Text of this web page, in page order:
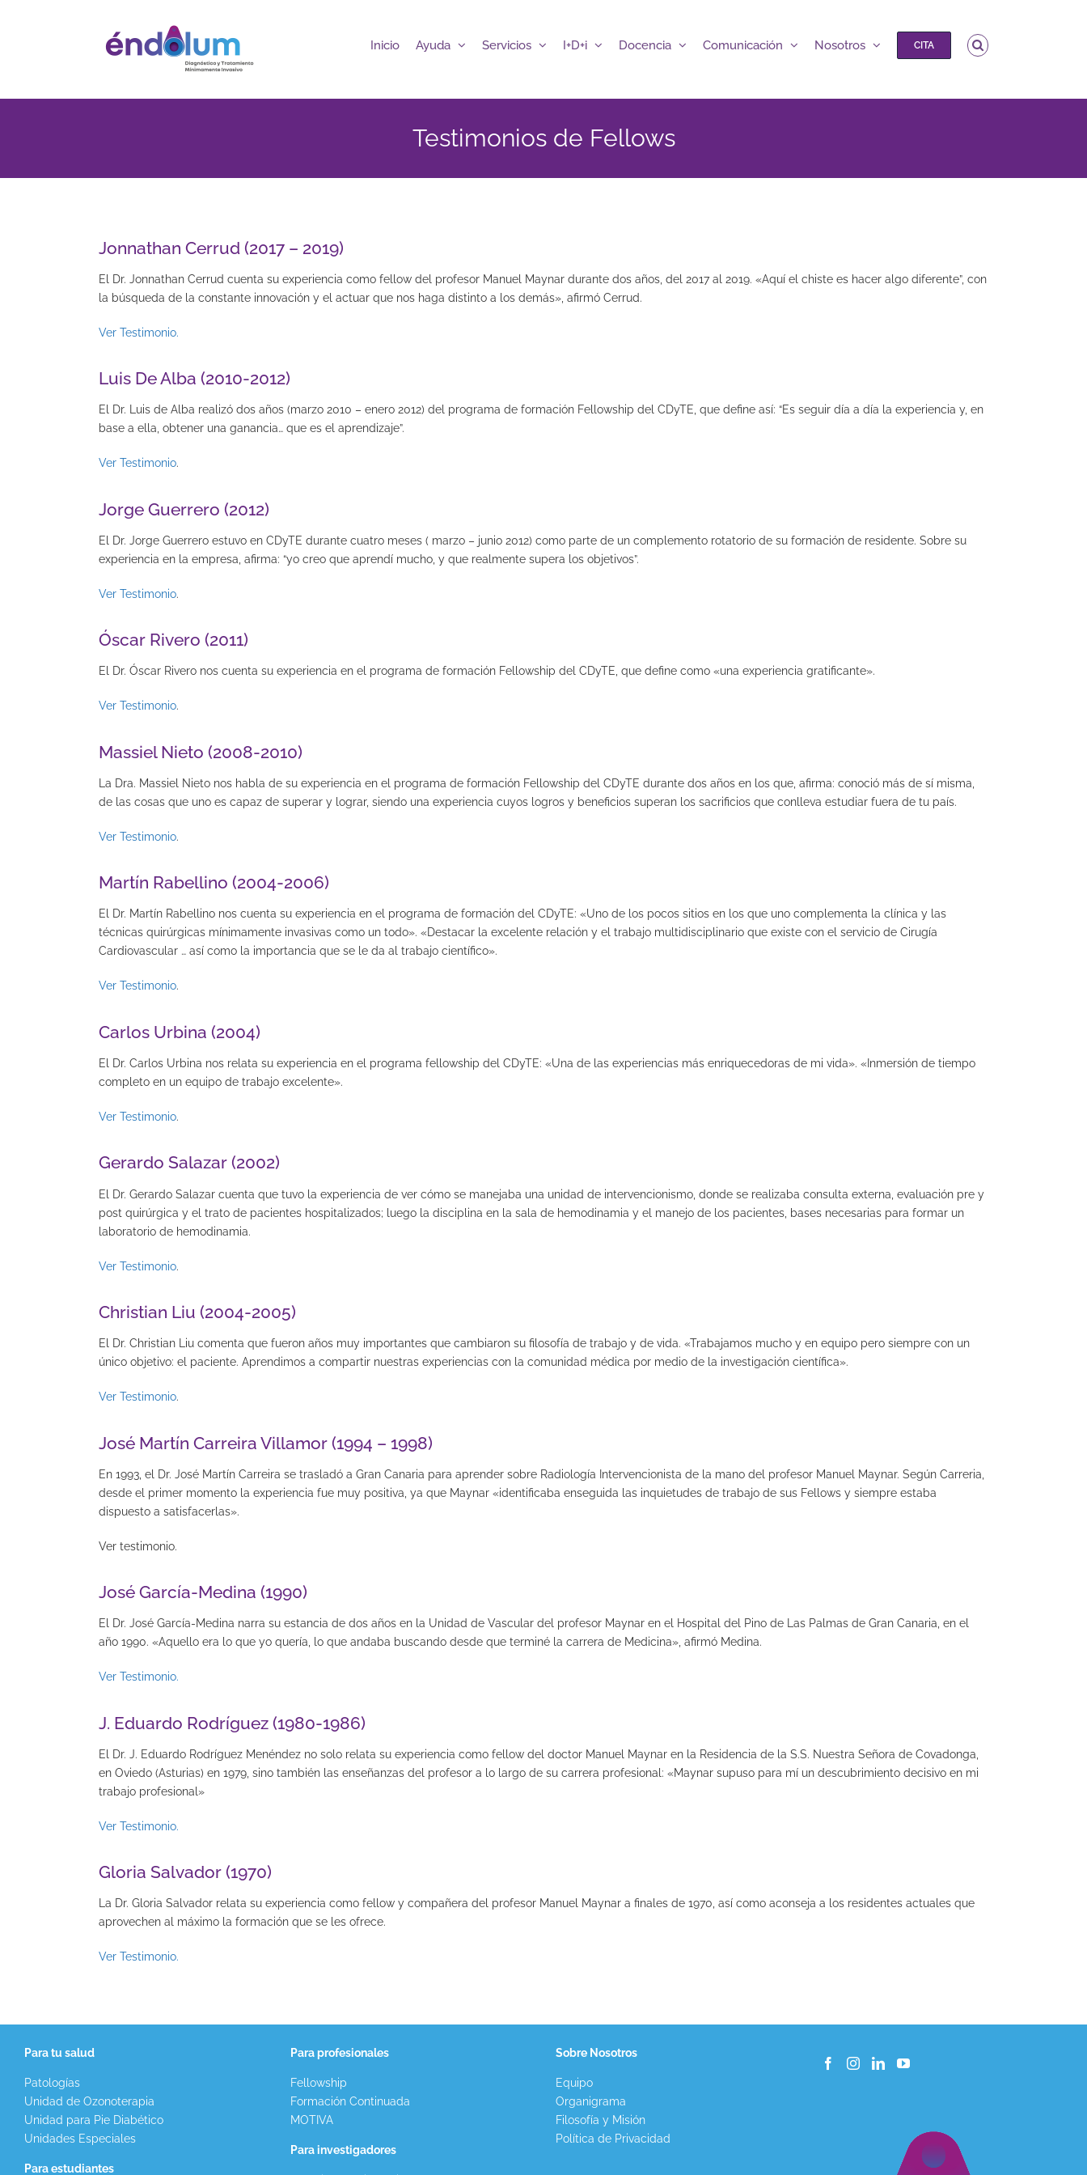
Inicio Ayuda Servicios I+D+i Docencia Comunicación Nosotros CITA
Testimonios de Fellows
Jonnathan Cerrud (2017 – 2019)
El Dr. Jonnathan Cerrud cuenta su experiencia como fellow del profesor Manuel Maynar durante dos años, del 2017 al 2019. «Aquí el chiste es hacer algo diferente”, con
la búsqueda de la constante innovación y el actuar que nos haga distinto a los demás», afirmó Cerrud.
Ver Testimonio.
Luis De Alba (2010-2012)
El Dr. Luis de Alba realizó dos años (marzo 2010 – enero 2012) del programa de formación Fellowship del CDyTE, que define así: “Es seguir día a día la experiencia y, en
base a ella, obtener una ganancia… que es el aprendizaje”.
Ver Testimonio.
Jorge Guerrero (2012)
El Dr. Jorge Guerrero estuvo en CDyTE durante cuatro meses ( marzo – junio 2012) como parte de un complemento rotatorio de su formación de residente. Sobre su
experiencia en la empresa, afirma: “yo creo que aprendí mucho, y que realmente supera los objetivos”.
Ver Testimonio.
Óscar Rivero (2011)
El Dr. Óscar Rivero nos cuenta su experiencia en el programa de formación Fellowship del CDyTE, que define como «una experiencia gratificante».
Ver Testimonio.
Massiel Nieto (2008-2010)
La Dra. Massiel Nieto nos habla de su experiencia en el programa de formación Fellowship del CDyTE durante dos años en los que, afirma: conoció más de sí misma,
de las cosas que uno es capaz de superar y lograr, siendo una experiencia cuyos logros y beneficios superan los sacrificios que conlleva estudiar fuera de tu país.
Ver Testimonio.
Martín Rabellino (2004-2006)
El Dr. Martín Rabellino nos cuenta su experiencia en el programa de formación del CDyTE: «Uno de los pocos sitios en los que uno complementa la clínica y las
técnicas quirúrgicas mínimamente invasivas como un todo». «Destacar la excelente relación y el trabajo multidisciplinario que existe con el servicio de Cirugía
Cardiovascular … así como la importancia que se le da al trabajo científico».
Ver Testimonio.
Carlos Urbina (2004)
El Dr. Carlos Urbina nos relata su experiencia en el programa fellowship del CDyTE: «Una de las experiencias más enriquecedoras de mi vida». «Inmersión de tiempo
completo en un equipo de trabajo excelente».
Ver Testimonio.
Gerardo Salazar (2002)
El Dr. Gerardo Salazar cuenta que tuvo la experiencia de ver cómo se manejaba una unidad de intervencionismo, donde se realizaba consulta externa, evaluación pre y
post quirúrgica y el trato de pacientes hospitalizados; luego la disciplina en la sala de hemodinamia y el manejo de los pacientes, bases necesarias para formar un
laboratorio de hemodinamia.
Ver Testimonio.
Christian Liu (2004-2005)
El Dr. Christian Liu comenta que fueron años muy importantes que cambiaron su filosofía de trabajo y de vida. «Trabajamos mucho y en equipo pero siempre con un
único objetivo: el paciente. Aprendimos a compartir nuestras experiencias con la comunidad médica por medio de la investigación científica».
Ver Testimonio.
José Martín Carreira Villamor (1994 – 1998)
En 1993, el Dr. José Martín Carreira se trasladó a Gran Canaria para aprender sobre Radiología Intervencionista de la mano del profesor Manuel Maynar. Según Carreria,
desde el primer momento la experiencia fue muy positiva, ya que Maynar «identificaba enseguida las inquietudes de trabajo de sus Fellows y siempre estaba
dispuesto a satisfacerlas».
Ver testimonio.
José García-Medina (1990)
El Dr. José García-Medina narra su estancia de dos años en la Unidad de Vascular del profesor Maynar en el Hospital del Pino de Las Palmas de Gran Canaria, en el
año 1990. «Aquello era lo que yo quería, lo que andaba buscando desde que terminé la carrera de Medicina», afirmó Medina.
Ver Testimonio.
J. Eduardo Rodríguez (1980-1986)
El Dr. J. Eduardo Rodríguez Menéndez no solo relata su experiencia como fellow del doctor Manuel Maynar en la Residencia de la S.S. Nuestra Señora de Covadonga,
en Oviedo (Asturias) en 1979, sino también las enseñanzas del profesor a lo largo de su carrera profesional: «Maynar supuso para mí un descubrimiento decisivo en mi
trabajo profesional»
Ver Testimonio.
Gloria Salvador (1970)
La Dr. Gloria Salvador relata su experiencia como fellow y compañera del profesor Manuel Maynar a finales de 1970, así como aconseja a los residentes actuales que
aprovechen al máximo la formación que se les ofrece.
Ver Testimonio.
Para tu salud
Patologías
Unidad de Ozonoterapia
Unidad para Pie Diabético
Unidades Especiales
Para estudiantes
Para profesionales
Fellowship
Formación Continuada
MOTIVA
Para investigadores
Sobre Nosotros
Equipo
Organigrama
Filosofía y Misión
Política de Privacidad